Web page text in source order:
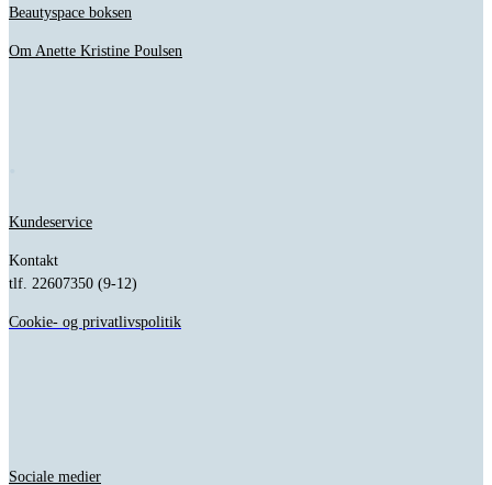
Beautyspace boksen
Om Anette Kristine Poulsen
Kundeservice
Kontakt
tlf. 22607350 (9-12)
Cookie- og privatlivspolitik
Sociale medier